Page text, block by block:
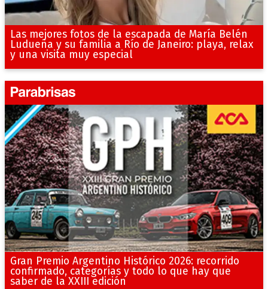
Las mejores fotos de la escapada de María Belén
Ludueña y su familia a Río de Janeiro: playa, relax
y una visita muy especial
Gran Premio Argentino Histórico 2026: recorrido
confirmado, categorías y todo lo que hay que
saber de la XXIII edición